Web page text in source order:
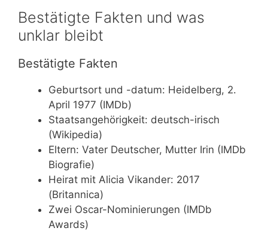
Bestätigte Fakten und was
unklar bleibt
Bestätigte Fakten
Geburtsort und -datum: Heidelberg, 2.
April 1977 (IMDb)
Staatsangehörigkeit: deutsch-irisch
(Wikipedia)
Eltern: Vater Deutscher, Mutter Irin (IMDb
Biografie)
Heirat mit Alicia Vikander: 2017
(Britannica)
Zwei Oscar-Nominierungen (IMDb
Awards)